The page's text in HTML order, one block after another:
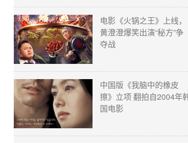
电影《火锅之王》上线，
黄澄澄爆笑出演“秘方”争
夺战
中国版《我脑中的橡皮
擦》立项 翻拍自2004年
国电影